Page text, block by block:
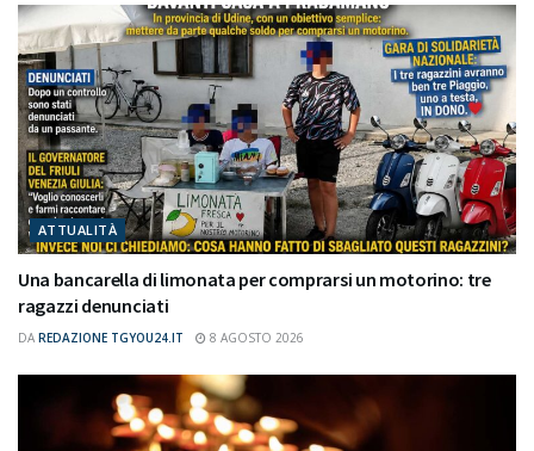
ATTUALITÀ
Una bancarella di limonata per comprarsi un motorino: tre
ragazzi denunciati
DA REDAZIONE TGYOU24.IT 8 AGOSTO 2026